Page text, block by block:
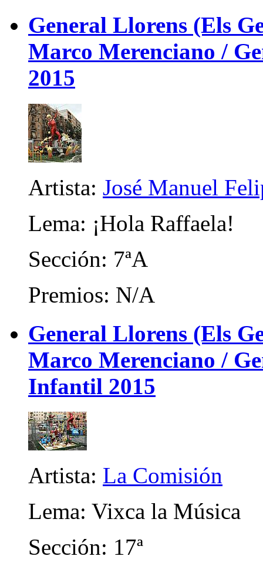
General Llorens (Els
Marco Merenciano /
2015
Artista: José Manuel
Lema: ¡Hola Raffaela!
Sección: 7ªA
Premios: N/A
General Llorens (Els
Marco Merenciano /
Infantil 2015
Artista: La Comisión
Lema: Vixca la Música
Sección: 17ª